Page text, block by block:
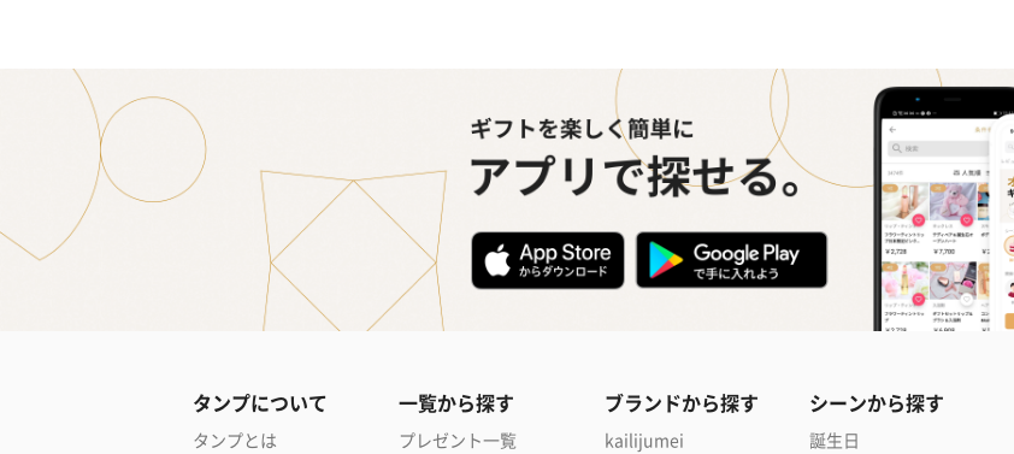
タンプについて
タンプとは
一覧から探す
プレゼント一覧
ブランドから探す
kailijumei
シーンから探す
誕生日